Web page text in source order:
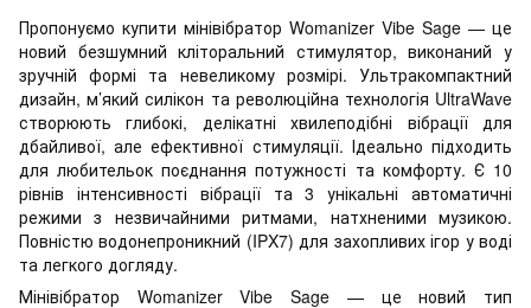
Пропонуємо купити мінівібратор Womanizer Vibe Sage — це
новий безшумний кліторальний стимулятор, виконаний у
зручній формі та невеликому розмірі. Ультракомпактний
дизайн, м’який силікон та революційна технологія UltraWave
створюють глибокі, делікатні хвилеподібні вібрації для
дбайливої, але ефективної стимуляції. Ідеально підходить
для любительок поєднання потужності та комфорту. Є 10
рівнів інтенсивності вібрації та 3 унікальні автоматичні
режими з незвичайними ритмами, натхненими музикою.
Повністю водонепроникний (IPX7) для захопливих ігор у воді
та легкого догляду.
Мінівібратор Womanizer Vibe Sage — це новий тип